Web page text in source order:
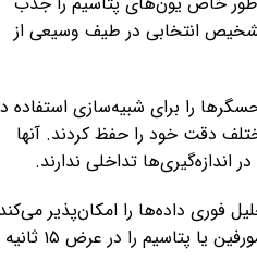
تشخیص انتخابی در طیف وسیعی از
را برای شبیه‌سازی استفاده
چرخه خمشی در زوایای مختلف دقت خود را حفظ کردند. آنها
اندازه‌گیری‌ها تداخلی ندارند.
فوری داده‌ها را امکان‌پذیر
هنگامی که ادرار با حسگرها تماس پیدا می‌کند، آنها می‌توانند تغییرات در سطح مورفین یا پتاسیم را در عرض ۱۵ ثانیه